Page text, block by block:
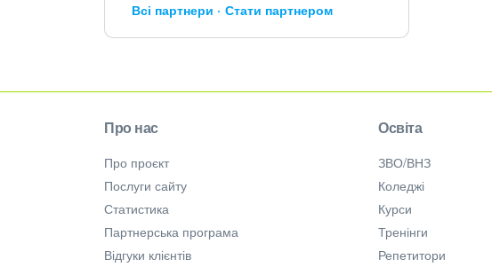
Всі партнери Стати партнером
Про нас
Про проєкт
Послуги сайту
Статистика
Партнерська програма
Відгуки клієнтів
Освіта
ЗВО/ВНЗ
Коледжі
Курси
Тренінги
Репетитори